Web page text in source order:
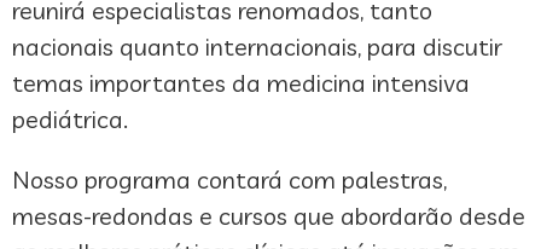
reunirá especialistas renomados, tanto
nacionais quanto internacionais, para discutir
temas importantes da medicina intensiva
pediátrica.
Nosso programa contará com palestras,
mesas-redondas e cursos que abordarão desde